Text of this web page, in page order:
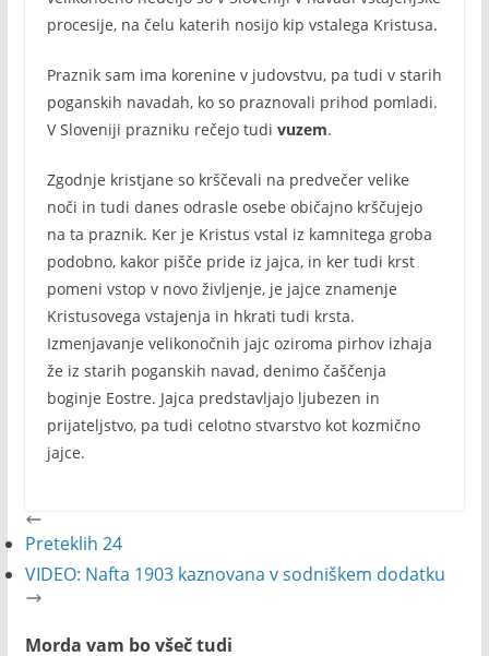
procesije, na čelu katerih nosijo kip vstalega Kristusa.
Praznik sam ima korenine v judovstvu, pa tudi v starih
poganskih navadah, ko so praznovali prihod pomladi.
V Sloveniji prazniku rečejo tudi vuzem.
Zgodnje kristjane so krščevali na predvečer velike
noči in tudi danes odrasle osebe običajno krščujejo
na ta praznik. Ker je Kristus vstal iz kamnitega groba
podobno, kakor pišče pride iz jajca, in ker tudi krst
pomeni vstop v novo življenje, je jajce znamenje
Kristusovega vstajenja in hkrati tudi krsta.
Izmenjavanje velikonočnih jajc oziroma pirhov izhaja
že iz starih poganskih navad, denimo čaščenja
boginje Eostre. Jajca predstavljajo ljubezen in
prijateljstvo, pa tudi celotno stvarstvo kot kozmično
jajce.
Preteklih 24
VIDEO: Nafta 1903 kaznovana v sodniškem dodatku
Morda vam bo všeč tudi